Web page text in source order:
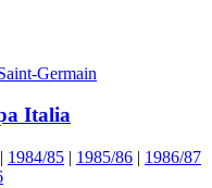
Germain
Italia
| 1984/85 | 1985/86 | 1986/87